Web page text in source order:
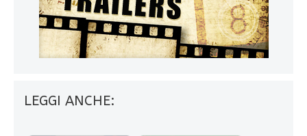
LEGGI ANCHE: